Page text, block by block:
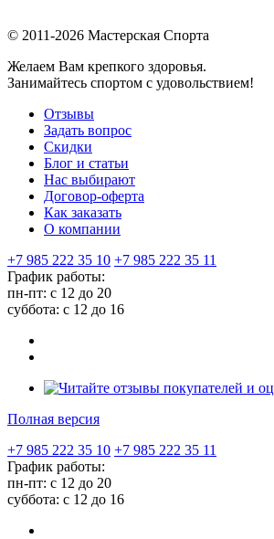
© 2011-2026 Мастерская Спорта
Желаем Вам крепкого здоровья.
Занимайтесь спортом с удовольствием!
Отзывы
Задать вопрос
Скидки
Блог и статьи
Нас выбирают
Договор-оферта
Как заказать
О компании
+7 985 222 35 10 +7 985 222 35 11
График работы:
пн-пт: с 12 до 20
суббота: c 12 до 16
Полная версия
+7 985 222 35 10 +7 985 222 35 11
График работы:
пн-пт: с 12 до 20
суббота: c 12 до 16